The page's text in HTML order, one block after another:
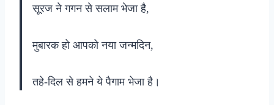
सूरज ने गगन से सलाम भेजा है,
मुबारक हो आपको नया जन्मदिन,
तहे-दिल से हमने ये पैगाम भेजा है।